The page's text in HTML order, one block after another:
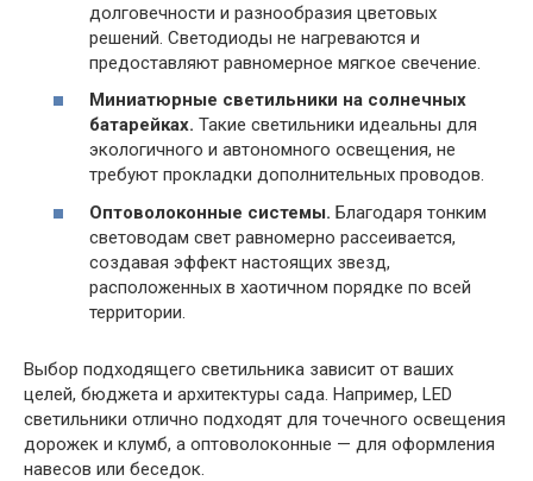
долговечности и разнообразия цветовых
решений. Светодиоды не нагреваются и
предоставляют равномерное мягкое свечение.
Миниатюрные светильники на солнечных
батарейках. Такие светильники идеальны для
экологичного и автономного освещения, не
требуют прокладки дополнительных проводов.
Оптоволоконные системы. Благодаря тонким
световодам свет равномерно рассеивается,
создавая эффект настоящих звезд,
расположенных в хаотичном порядке по всей
территории.
Выбор подходящего светильника зависит от ваших
целей, бюджета и архитектуры сада. Например, LED
светильники отлично подходят для точечного освещения
дорожек и клумб, а оптоволоконные — для оформления
навесов или беседок.